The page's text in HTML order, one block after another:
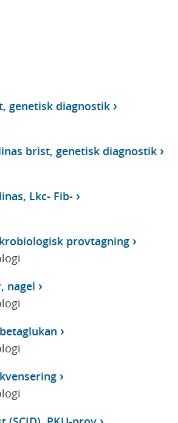
genetisk diagnostik
brist, genetisk diagnostik
Lkc- Fib-
provtagning
nagel